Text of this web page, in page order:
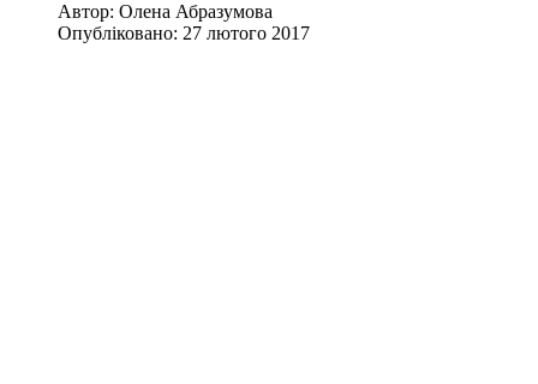
Автор: Олена Абразумова
Опубліковано: 27 лютого 2017